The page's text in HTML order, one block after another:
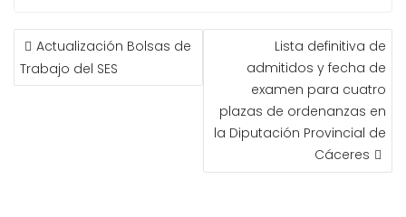
NAVEGACIÓN
DE
ENTRADAS
Actualización Bolsas de
Trabajo del SES
Lista definitiva de
admitidos y fecha de
examen para cuatro
plazas de ordenanzas en
la Diputación Provincial de
Cáceres